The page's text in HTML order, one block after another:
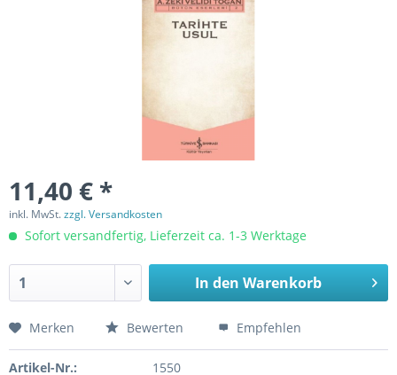
11,40 € *
inkl. MwSt.zzgl. Versandkosten
Sofort versandfertig, Lieferzeit ca. 1-3 Werktage
In den Warenkorb
Merken Bewerten Empfehlen
Artikel-Nr.:
1550